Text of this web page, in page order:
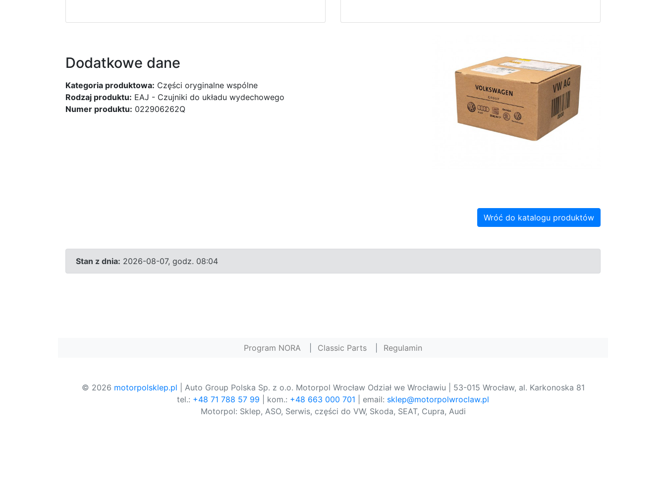
Dodatkowe dane
Kategoria produktowa: Części oryginalne wspólne
Rodzaj produktu: EAJ - Czujniki do układu wydechowego
Numer produktu: 022906262Q
Wróć do katalogu produktów
Stan z dnia: 2026-08-07, godz. 08:04
Program NORA Classic Parts Regulamin
© 2026 motorpolsklep.pl | Auto Group Polska Sp. z o.o. Motorpol Wrocław Odział we Wrocławiu | 53-015 Wrocław, al. Karkonoska 81
tel.: +48 71 788 57 99 | kom.: +48 663 000 701 | email: sklep@motorpolwroclaw.pl
Motorpol: Sklep, ASO, Serwis, części do VW, Skoda, SEAT, Cupra, Audi